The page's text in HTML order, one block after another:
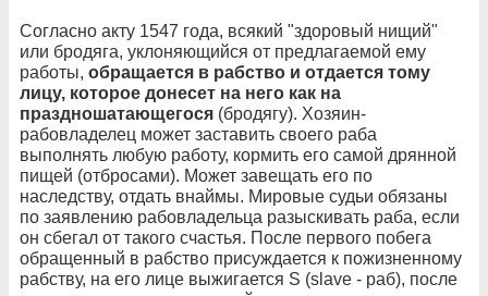
Согласно акту 1547 года, всякий "здоровый нищий"
или бродяга, уклоняющийся от предлагаемой ему
работы, обращается в рабство и отдается тому
лицу, которое донесет на него как на
праздношатающегося (бродягу). Хозяин-
рабовладелец может заставить своего раба
выполнять любую работу, кормить его самой дрянной
пищей (отбросами). Может завещать его по
наследству, отдать внаймы. Мировые судьи обязаны
по заявлению рабовладельца разыскивать раба, если
он сбегал от такого счастья. После первого побега
обращенный в рабство присуждается к пожизненному
рабству, на его лице выжигается S (slave - раб), после